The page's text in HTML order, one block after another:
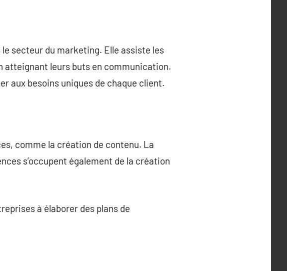
secteur du marketing. Elle assiste les
atteignant leurs buts en communication.
aux besoins uniques de chaque client.
comme la création de contenu. La
s’occupent également de la création
à élaborer des plans de